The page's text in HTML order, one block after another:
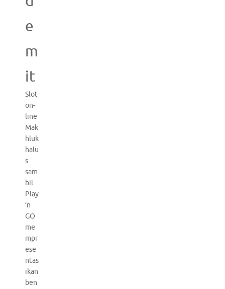
e
m
it
Slot
on-
line
Mak
hluk
halu
s
sam
bil
Play
’n
GO
me
mpr
ese
ntas
ikan
ben